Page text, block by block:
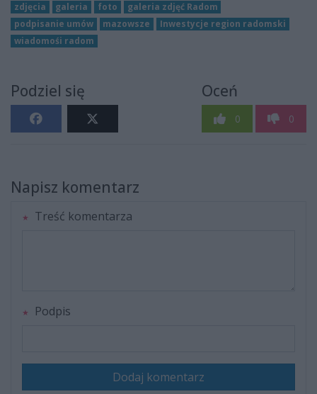
zdjęcia galeria foto
galeria zdjęć Radom
podpisanie umów
mazowsze
Inwestycje region radomski
wiadomośi radom
Podziel się Oceń
0 0
Napisz komentarz
Treść komentarza
Podpis
Dodaj komentarz